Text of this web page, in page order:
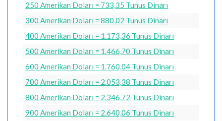
250 Amerikan Doları = 733,35 Tunus Dinarı
300 Amerikan Doları = 880,02 Tunus Dinarı
400 Amerikan Doları = 1.173,36 Tunus Dinarı
500 Amerikan Doları = 1.466,70 Tunus Dinarı
600 Amerikan Doları = 1.760,04 Tunus Dinarı
700 Amerikan Doları = 2.053,38 Tunus Dinarı
800 Amerikan Doları = 2.346,72 Tunus Dinarı
900 Amerikan Doları = 2.640,06 Tunus Dinarı